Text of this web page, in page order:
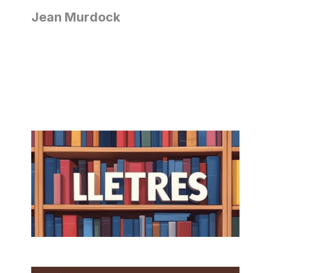
Jean Murdock